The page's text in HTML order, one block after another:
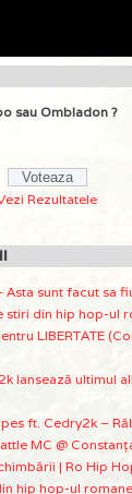
sau Ombladon ?
Rezultatele
Asta sunt facut sa
stiri din hip hop-ul
LIBERTATE
lansează ultimul
ft. Cedry2k –
MC @
| Ro Hip
hip hop-ul